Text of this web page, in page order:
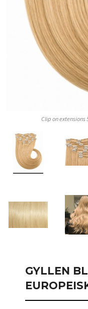
Clip on extensions
GYLLEN